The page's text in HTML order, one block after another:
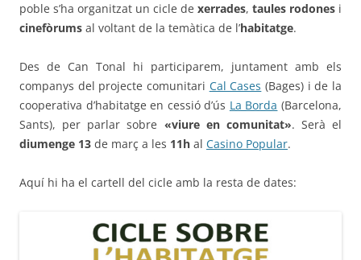
poble s’ha organitzat un cicle de xerrades, taules rodones i
cinefòrums al voltant de la temàtica de l’habitatge.
Des de Can Tonal hi participarem, juntament amb els
companys del projecte comunitari Cal Cases (Bages) i de la
cooperativa d’habitatge en cessió d’ús La Borda (Barcelona,
Sants), per parlar sobre «viure en comunitat». Serà el
diumenge 13 de març a les 11h al Casino Popular.
Aquí hi ha el cartell del cicle amb la resta de dates: